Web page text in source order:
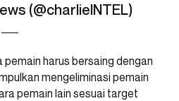
(@charlieINTEL)
pemain harus bersaing dengan
mengeliminasi pemain
pemain lain sesuai target